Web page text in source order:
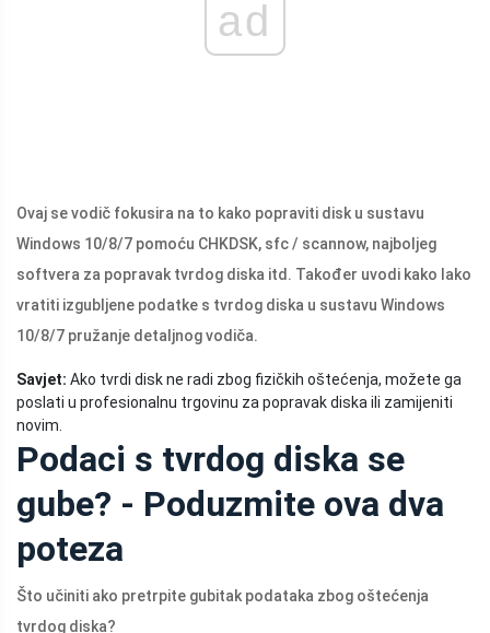
ad
Ovaj se vodič fokusira na to kako popraviti disk u sustavu
Windows 10/8/7 pomoću CHKDSK, sfc / scannow, najboljeg
softvera za popravak tvrdog diska itd. Također uvodi kako lako
vratiti izgubljene podatke s tvrdog diska u sustavu Windows
10/8/7 pružanje detaljnog vodiča.
Savjet: Ako tvrdi disk ne radi zbog fizičkih oštećenja, možete ga
poslati u profesionalnu trgovinu za popravak diska ili zamijeniti
novim.
Podaci s tvrdog diska se
gube? - Poduzmite ova dva
poteza
Što učiniti ako pretrpite gubitak podataka zbog oštećenja
tvrdog diska?